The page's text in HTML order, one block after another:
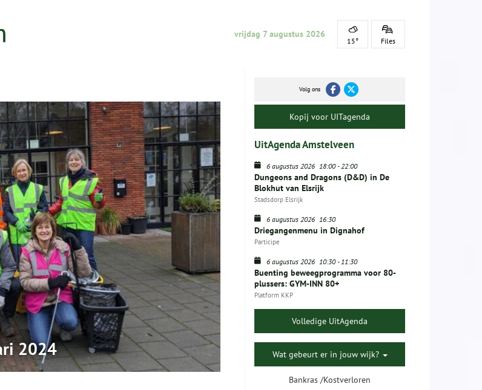
vrijdag 7 augustus 2026
15° Files
2024
Volg ons
Kopij voor UITagenda
UitAgenda Amstelveen
6 augustus 2026 18:00-22:00
Dungeons and Dragons (D&D) in De
Blokhut van Elsrijk
Stadsdorp Elsrijk
6 augustus 2026 16:30
Driegangenmenu in Dignahof
Participe
6 augustus 2026 10:30-11:30
Buenting beweegprogramma voor 80-
plussers: GYM-INN 80+
Platform KKP
Volledige UitAgenda
Wat gebeurt er in jouw wijk?
Bankras /Kostverloren